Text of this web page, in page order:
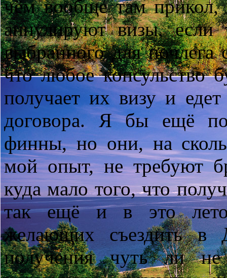
чём вообще там
аннулируют визы, если
выбранного для ночлега
что любое консульство
получает их визу и
договора. Я бы ещё
финны, но они, на
мой опыт, не требуют
куда мало того, что
так ещё и в это лето
желающих съездить в
получения чуть ли